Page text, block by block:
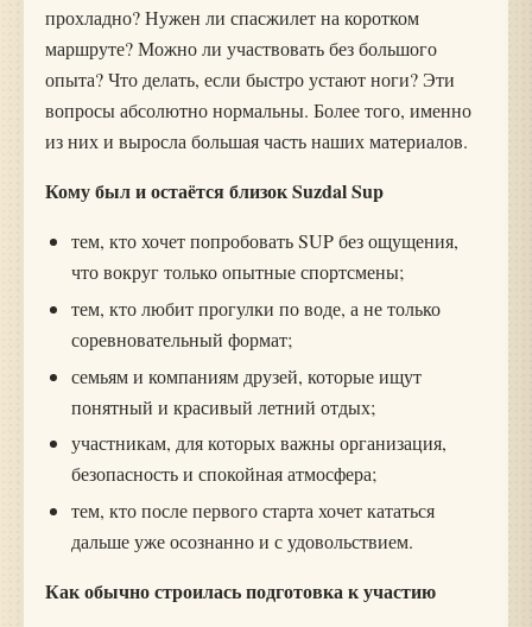
прохладно? Нужен ли спасжилет на коротком
маршруте? Можно ли участвовать без большого
опыта? Что делать, если быстро устают ноги? Эти
вопросы абсолютно нормальны. Более того, именно
из них и выросла большая часть наших материалов.
Кому был и остаётся близок Suzdal Sup
тем, кто хочет попробовать SUP без ощущения,
что вокруг только опытные спортсмены;
тем, кто любит прогулки по воде, а не только
соревновательный формат;
семьям и компаниям друзей, которые ищут
понятный и красивый летний отдых;
участникам, для которых важны организация,
безопасность и спокойная атмосфера;
тем, кто после первого старта хочет кататься
дальше уже осознанно и с удовольствием.
Как обычно строилась подготовка к участию